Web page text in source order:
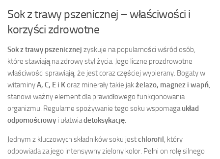
Sok z trawy pszenicznej – właściwości i
korzyści zdrowotne
Sok z trawy pszenicznej zyskuje na popularności wśród osób,
które stawiają na zdrowy styl życia. Jego liczne prozdrowotne
właściwości sprawiają, że jest coraz częściej wybierany. Bogaty w
witaminyA, C, E i Koraz minerały takie jakżelazo, magnez i wapń,
stanowi ważny element dla prawidłowego funkcjonowania
organizmu. Regularne spożywanie tego soku wspomagaukład
odpornościowy i ułatwiadetoksykację.
Jednym z kluczowych składników soku jestchlorofil, który
odpowiada za jego intensywny zielony kolor. Pełni on rolę silnego